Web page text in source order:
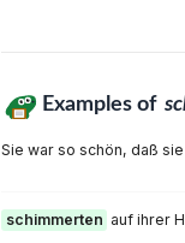
Examples of
Sie war so schön, daß sie
schimmerten auf ihrer